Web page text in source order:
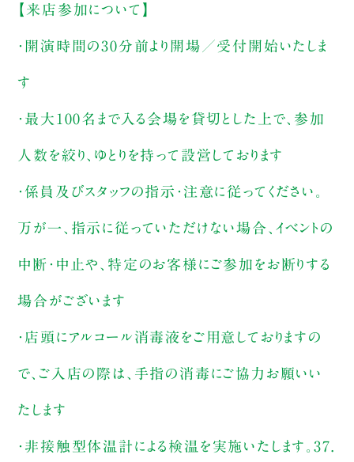
【来店参加について】
・開演時間の30分前より開場／受付開始いたしま
す
・最大100名まで入る会場を貸切とした上で、参加
人数を絞り、ゆとりを持って設営しております
・係員及びスタッフの指示・注意に従ってください。
万が一、指示に従っていただけない場合、イベントの
中断・中止や、特定のお客様にご参加をお断りする
場合がございます
・店頭にアルコール消毒液をご用意しておりますの
で、ご入店の際は、手指の消毒にご協力お願いい
たします
・非接触型体温計による検温を実施いたします。37.